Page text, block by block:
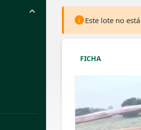
Este lote no
FICHA